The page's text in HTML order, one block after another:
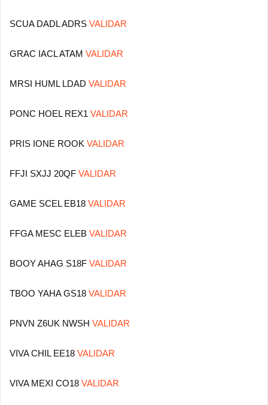
SCUA DADL ADRS VALIDAR
GRAC IACL ATAM VALIDAR
MRSI HUML LDAD VALIDAR
PONC HOEL REX1 VALIDAR
PRIS IONE ROOK VALIDAR
FFJI SXJJ 20QF VALIDAR
GAME SCEL EB18 VALIDAR
FFGA MESC ELEB VALIDAR
BOOY AHAG S18F VALIDAR
TBOO YAHA GS18 VALIDAR
PNVN Z6UK NWSH VALIDAR
VIVA CHIL EE18 VALIDAR
VIVA MEXI CO18 VALIDAR